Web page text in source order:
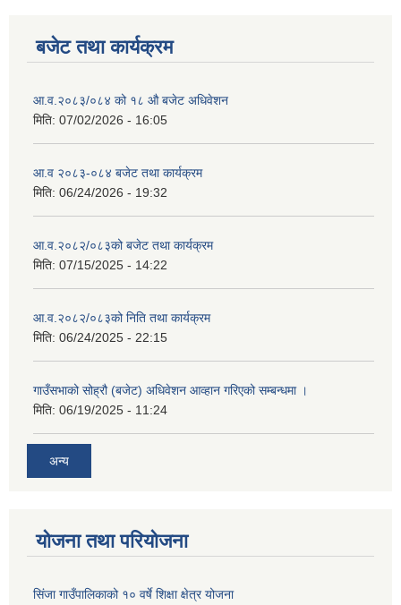
बजेट तथा कार्यक्रम
आ.व.२०८३/०८४ को १८ ‍औ बजेट अधिवेशन
मिति: 07/02/2026 - 16:05
आ.व २०८३-०८४ बजेट तथा कार्यक्रम
मिति: 06/24/2026 - 19:32
आ.व.२०८२/०८३को बजेट तथा कार्यक्रम
मिति: 07/15/2025 - 14:22
आ.व.२०८२/०८३को निति तथा कार्यक्रम
मिति: 06/24/2025 - 22:15
गाउँसभाको सोह्रौ (बजेट) अधिवेशन आव्हान गरिएको सम्बन्धमा ।
मिति: 06/19/2025 - 11:24
अन्य
योजना तथा परियोजना
सिंजा गाउँपालिकाको १० वर्षे शिक्षा क्षेत्र योजना